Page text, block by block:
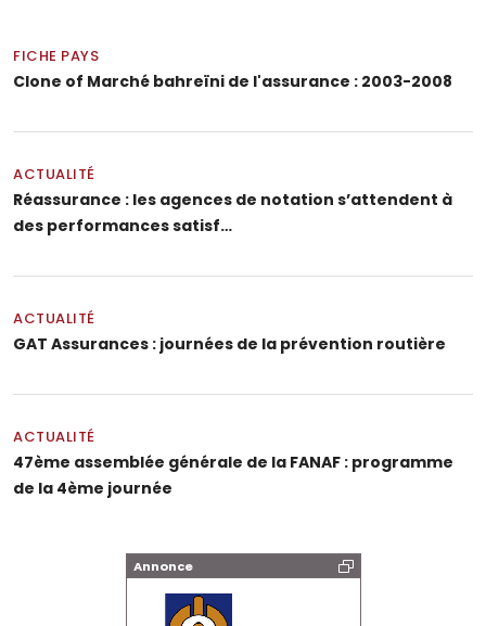
FICHE PAYS
Clone of Marché bahreïni de l'assurance : 2003-2008
ACTUALITÉ
Réassurance : les agences de notation s’attendent à
des performances satisf…
ACTUALITÉ
GAT Assurances : journées de la prévention routière
ACTUALITÉ
47ème assemblée générale de la FANAF : programme
de la 4ème journée
Annonce